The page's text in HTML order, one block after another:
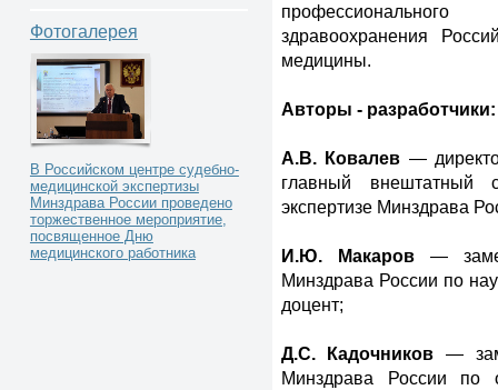
Фотогалерея
В Российском центре судебно-
медицинской экспертизы
Минздрава России проведено
торжественное мероприятие,
посвященное Дню
медицинского работника
здравоохранения
медицины.
Авторы - разработчики:
А.В. Ковалев —
главный внештатный
экспертизе Минздрава
И.Ю. Макаров —
Минздрава России по
доцент;
Д.С. Кадочников —
Минздрава России по